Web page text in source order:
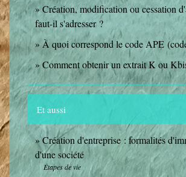
Création, modification ou cessation
faut-il s'adresser ?
À quoi correspond le code APE
Comment obtenir un extrait K ou
Et aussi
Création d'entreprise : formalités
d'une société
Étapes de vie